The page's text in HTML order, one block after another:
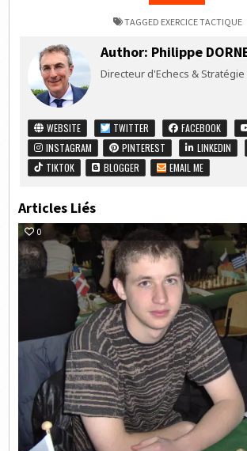
TAGGED EXERCICE TACTIQUE
Author: Philippe
Directeur d'Echecs & Stratégie
WEBSITE TWITTER FACEBOOK
INSTAGRAM
PINTEREST LINKEDIN
TIKTOK
BLOGGER EMAIL ME
Articles Liés
0